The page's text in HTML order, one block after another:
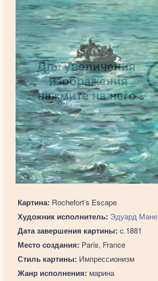
Картина: Rochefort’s Escape
Художник исполнитель: Эдуард Мане
Дата завершения картины: c.1881
Место создания: Paris, France
Стиль картины: Импрессионизм
Жанр исполнения: марина